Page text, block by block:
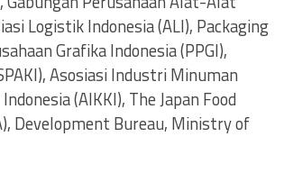
Logistik Indonesia (ALI), Packaging
Grafika Indonesia (PPGI),
Asosiasi Industri Minuman
(AIKKI), The Japan Food
Development Bureau, Ministry of